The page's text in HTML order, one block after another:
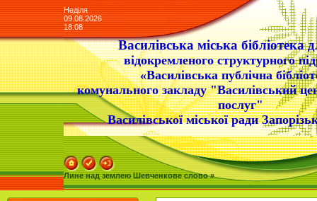
Неділя
09.08.2026
18:08
Василівська міська бібліотека
відокремленого структурного
«Василівська публічна
комунального закладу "Василівський
послуг"
Василівської міської ради
Лине над землею Шевченкове слово »